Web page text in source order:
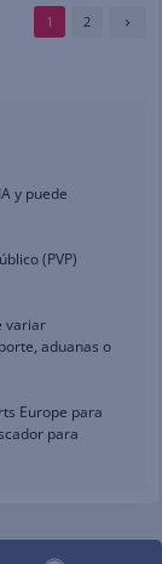
1 2
y puede
(PVP)
variar
aduanas o
Europe para
para